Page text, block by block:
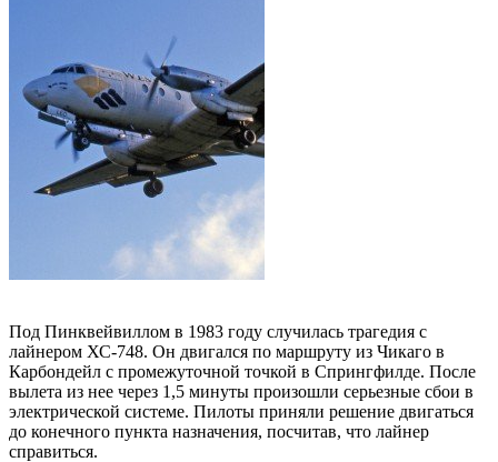
Под Пинквейвиллом в 1983 году случилась трагедия с
лайнером ХС-748. Он двигался по маршруту из Чикаго в
Карбондейл с промежуточной точкой в Спрингфилде. После
вылета из нее через 1,5 минуты произошли серьезные сбои в
электрической системе. Пилоты приняли решение двигаться
до конечного пункта назначения, посчитав, что лайнер
справиться.